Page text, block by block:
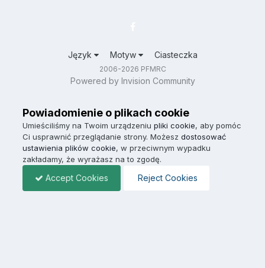
Język Motyw Ciasteczka
2006-2026 PFMRC
Powered by Invision Community
Powiadomienie o plikach cookie
Umieściliśmy na Twoim urządzeniu pliki cookie, aby pomóc
Ci usprawnić przeglądanie strony. Możesz dostosować
ustawienia plików cookie, w przeciwnym wypadku
zakładamy, że wyrażasz na to zgodę.
Accept Cookies Reject Cookies